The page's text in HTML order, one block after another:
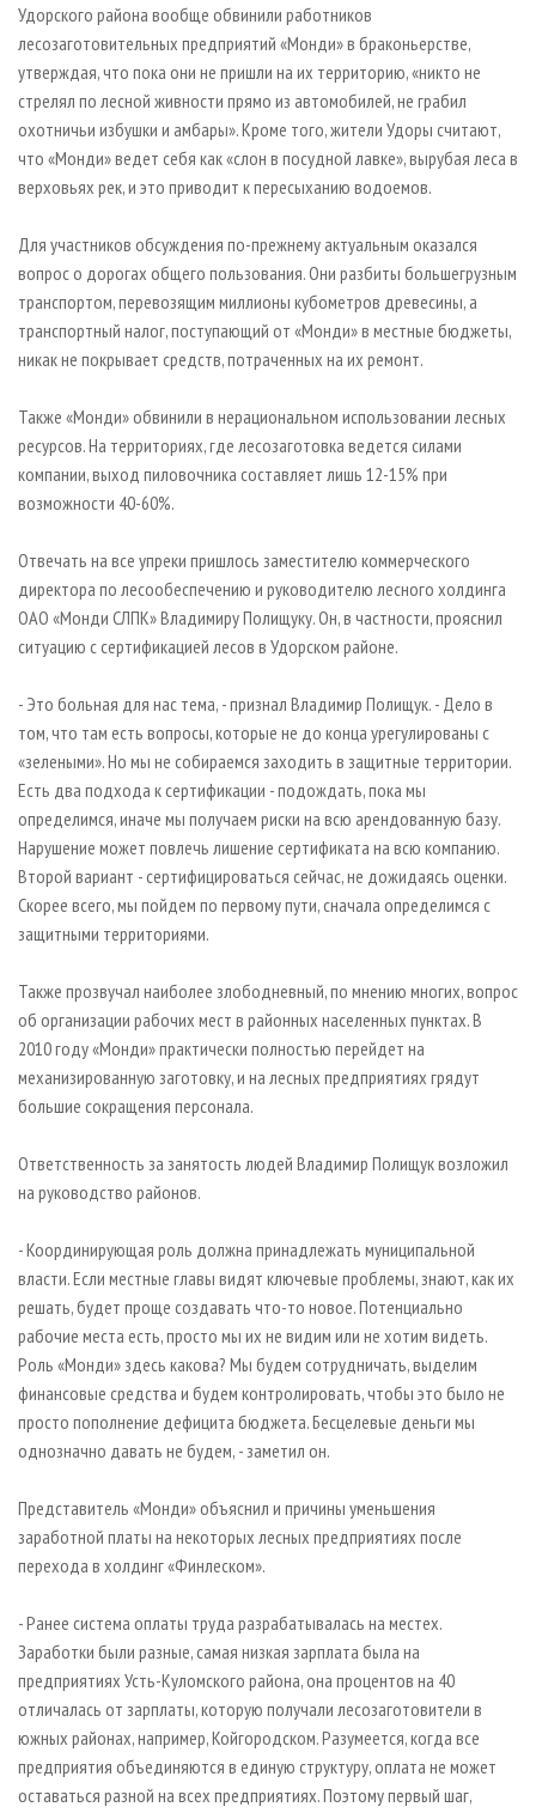
Удорского района вообще обвинили работников
лесозаготовительных предприятий «Монди» в браконьерстве,
утверждая, что пока они не пришли на их территорию, «никто не
стрелял по лесной живности прямо из автомобилей, не грабил
охотничьи избушки и амбары». Кроме того, жители Удоры считают,
что «Монди» ведет себя как «слон в посудной лавке», вырубая леса в
верховьях рек, и это приводит к пересыханию водоемов.
Для участников обсуждения по-прежнему актуальным оказался
вопрос о дорогах общего пользования. Они разбиты большегрузным
транспортом, перевозящим миллионы кубометров древесины, а
транспортный налог, поступающий от «Монди» в местные бюджеты,
никак не покрывает средств, потраченных на их ремонт.
Также «Монди» обвинили в нерациональном использовании лесных
ресурсов. На территориях, где лесозаготовка ведется силами
компании, выход пиловочника составляет лишь 12-15% при
возможности 40-60%.
Отвечать на все упреки пришлось заместителю коммерческого
директора по лесообеспечению и руководителю лесного холдинга
ОАО «Монди СЛПК» Владимиру Полищуку. Он, в частности, прояснил
ситуацию с сертификацией лесов в Удорском районе.
- Это больная для нас тема, - признал Владимир Полищук. - Дело в
том, что там есть вопросы, которые не до конца урегулированы с
«зелеными». Но мы не собираемся заходить в защитные территории.
Есть два подхода к сертификации - подождать, пока мы
определимся, иначе мы получаем риски на всю арендованную базу.
Нарушение может повлечь лишение сертификата на всю компанию.
Второй вариант - сертифицироваться сейчас, не дожидаясь оценки.
Скорее всего, мы пойдем по первому пути, сначала определимся с
защитными территориями.
Также прозвучал наиболее злободневный, по мнению многих, вопрос
об организации рабочих мест в районных населенных пунктах. В
2010 году «Монди» практически полностью перейдет на
механизированную заготовку, и на лесных предприятиях грядут
большие сокращения персонала.
Ответственность за занятость людей Владимир Полищук возложил
на руководство районов.
- Координирующая роль должна принадлежать муниципальной
власти. Если местные главы видят ключевые проблемы, знают, как их
решать, будет проще создавать что-то новое. Потенциально
рабочие места есть, просто мы их не видим или не хотим видеть.
Роль «Монди» здесь какова? Мы будем сотрудничать, выделим
финансовые средства и будем контролировать, чтобы это было не
просто пополнение дефицита бюджета. Бесцелевые деньги мы
однозначно давать не будем, - заметил он.
Представитель «Монди» объяснил и причины уменьшения
заработной платы на некоторых лесных предприятиях после
перехода в холдинг «Финлеском».
- Ранее система оплаты труда разрабатывалась на местех.
Заработки были разные, самая низкая зарплата была на
предприятиях Усть-Куломского района, она процентов на 40
отличалась от зарплаты, которую получали лесозаготовители в
южных районах, например, Койгородском. Разумеется, когда все
предприятия объединяются в единую структуру, оплата не может
оставаться разной на всех предприятиях. Поэтому первый шаг,